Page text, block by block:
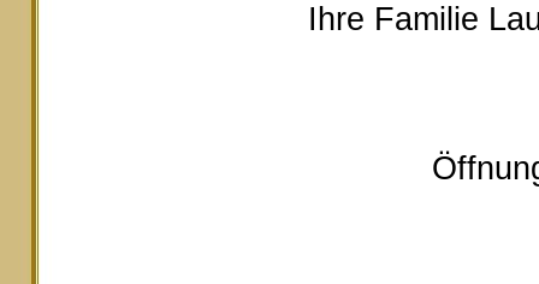
Ihre Familie